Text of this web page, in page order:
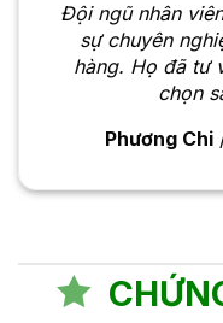
Đội ngũ nhân
sự chuyên
hàng. Họ đã tư
chọn
Phương Chi